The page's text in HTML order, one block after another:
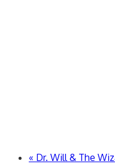
« Dr. Will & The